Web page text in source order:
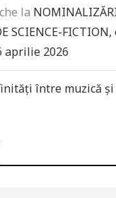
la
SCIENCE-
aprilie 2026
între muzică și